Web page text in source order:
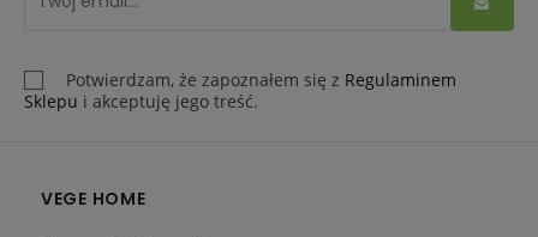
Potwierdzam, że zapoznałem się z Regulaminem
Sklepu i akceptuję jego treść.
VEGE HOME